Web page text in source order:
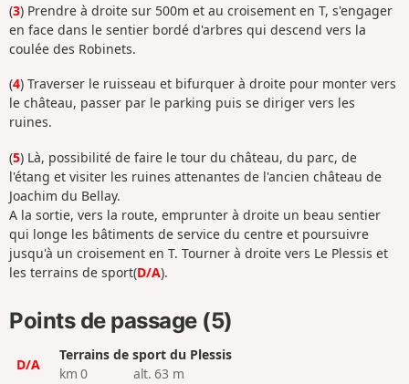
(3) Prendre à droite sur 500m et au croisement en T, s'engager
en face dans le sentier bordé d'arbres qui descend vers la
coulée des Robinets.
(4) Traverser le ruisseau et bifurquer à droite pour monter vers
le château, passer par le parking puis se diriger vers les
ruines.
(5) Là, possibilité de faire le tour du château, du parc, de
l'étang et visiter les ruines attenantes de l'ancien château de
Joachim du Bellay.
A la sortie, vers la route, emprunter à droite un beau sentier
qui longe les bâtiments de service du centre et poursuivre
jusqu'à un croisement en T. Tourner à droite vers Le Plessis et
les terrains de sport(D/A).
Points de passage (5)
D/A
Terrains de sport du Plessis
km 0
alt. 63 m